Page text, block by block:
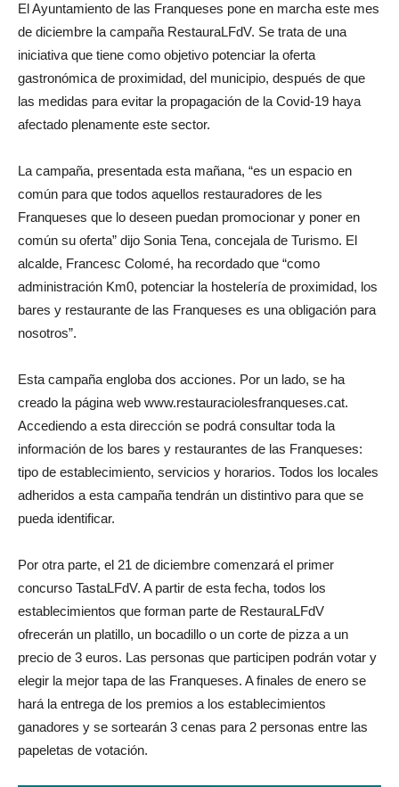
El Ayuntamiento de las Franqueses pone en marcha este mes
de diciembre la campaña RestauraLFdV. Se trata de una
iniciativa que tiene como objetivo potenciar la oferta
gastronómica de proximidad, del municipio, después de que
las medidas para evitar la propagación de la Covid-19 haya
afectado plenamente este sector.
La campaña, presentada esta mañana, “es un espacio en
común para que todos aquellos restauradores de les
Franqueses que lo deseen puedan promocionar y poner en
común su oferta” dijo Sonia Tena, concejala de Turismo. El
alcalde, Francesc Colomé, ha recordado que “como
administración Km0, potenciar la hostelería de proximidad, los
bares y restaurante de las Franqueses es una obligación para
nosotros”.
Esta campaña engloba dos acciones. Por un lado, se ha
creado la página web www.restauraciolesfranqueses.cat.
Accediendo a esta dirección se podrá consultar toda la
información de los bares y restaurantes de las Franqueses:
tipo de establecimiento, servicios y horarios. Todos los locales
adheridos a esta campaña tendrán un distintivo para que se
pueda identificar.
Por otra parte, el 21 de diciembre comenzará el primer
concurso TastaLFdV. A partir de esta fecha, todos los
establecimientos que forman parte de RestauraLFdV
ofrecerán un platillo, un bocadillo o un corte de pizza a un
precio de 3 euros. Las personas que participen podrán votar y
elegir la mejor tapa de las Franqueses. A finales de enero se
hará la entrega de los premios a los establecimientos
ganadores y se sortearán 3 cenas para 2 personas entre las
papeletas de votación.